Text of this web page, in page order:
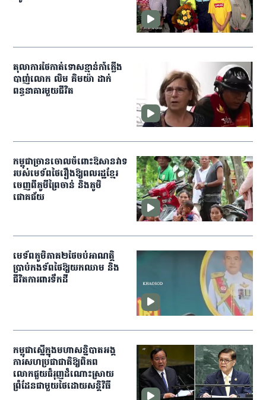
តុលាការ​ថៃកាត់ទោសខ្មាន់កាំភ្លើង
បាញ់​លោក​ លិម គិមយ៉ា ដាក់​
ពន្ធនាគារមួយជីវិត
កម្ពុជា​ច្រានចោលចំពោះ​ឱសានវាទ
របស់មេទ័ព​ថៃរឿងឱ្យពលរដ្ឋ​ខ្មែរ​
ចេញពី​ភូមីព្រៃចាន់ និងភូមិ
ជោគជ័យ
មេ​ទ័ព​ភូមិភាគ​២​ថៃ​ចប់​អាណត្តិ​
ប្រាប់​កង​ទ័ព​ថៃ​ឱ្យ​យក​ឈាម ​និង​
ជីវិត​ការពារ​ទឹកដី
កម្ពុជាស្នើក្នុងមហាសន្និបាតអង្គ
ការសហប្រជាជាតិឱ្យពិភព
លោកជួយជំរុញដំណោះស្រាយ
ព្រំដែនជាមួយថៃដោយសន្ដិវិធី